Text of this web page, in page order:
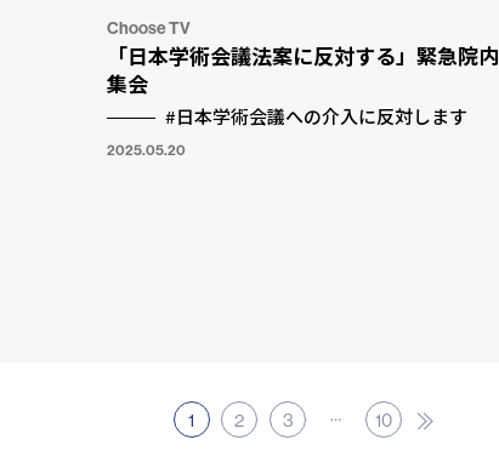
Choose TV
「日本学術会議法案に反対する」緊急院内
集会
#日本学術会議への介入に反対します
2025.05.20
1 2 3 … 10